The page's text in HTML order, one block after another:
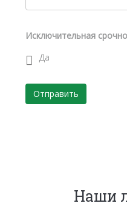
Исключительная
Да
Отправить
Наши